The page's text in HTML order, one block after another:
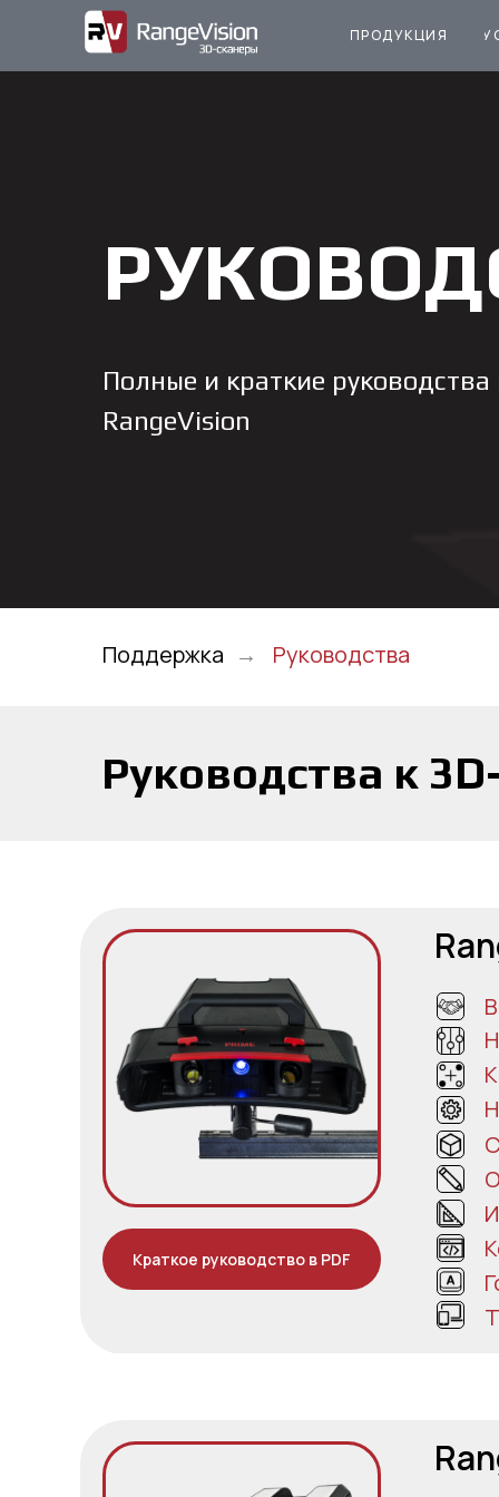
ПРОДУКЦИЯ
Полные и краткие
RangeVision
Поддержка → Руководства
Руководства к
Краткое руководство в PDF